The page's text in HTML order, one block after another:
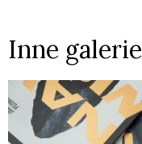
Inne galerie